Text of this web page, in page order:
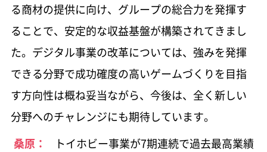
る商材の提供に向け、グループの総合力を発揮す
ることで、安定的な収益基盤が構築されてきまし
た。デジタル事業の改革については、強みを発揮
できる分野で成功確度の高いゲームづくりを目指
す方向性は概ね妥当ながら、今後は、全く新しい
分野へのチャレンジにも期待しています。
桑原：
トイホビー事業が7期連続で過去最高業績
SPECIAL FEATURE 全方位で様々なファンと
つながる
4.9 MB
筆頭独立社外取締役からのメッセージ
798 KB